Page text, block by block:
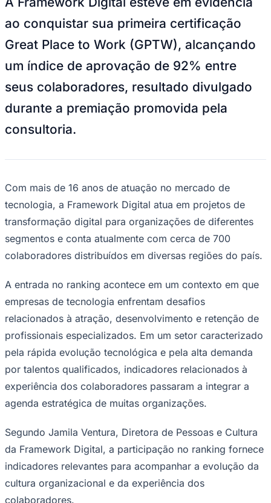
Juventude
Framework—Foto:Divulgação
A Framework Digital esteve em evidência
ao conquistar sua primeira certificação
Great Place to Work (GPTW), alcançando
um índice de aprovação de 92% entre
seus colaboradores, resultado divulgado
durante a premiação promovida pela
consultoria.
Com mais de 16 anos de atuação no mercado de
tecnologia, a Framework Digital atua em projetos de
transformação digital para organizações de diferentes